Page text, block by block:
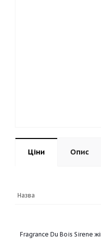
Ціни Опис
Назва
Fragrance Du Bois Sirene